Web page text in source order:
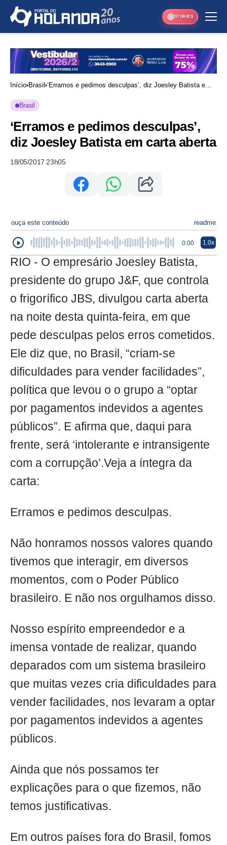
STORIES
Início Brasil ‘Erramos e pedimos desculpas’, diz Joesley Batista em
Brasil
‘Erramos e pedimos desculpas’,
diz Joesley Batista em carta aberta
18/05/2017 23h05
ouça este conteúdo readme
0:00 1.0x
RIO - O empresário Joesley Batista,
presidente do grupo J&F, que controla
o frigorífico JBS, divulgou carta aberta
na noite desta quinta-feira, em que
pede desculpas pelos erros cometidos.
Ele diz que, no Brasil, “criam-se
dificuldades para vender facilidades”,
política que levou o o grupo a “optar
por pagamentos indevidos a agentes
públicos”. E afirma que, daqui para
frente, será ‘intolerante e intransigente
com a corrupção’.Veja a íntegra da
carta:
Erramos e pedimos desculpas.
Não honramos nossos valores quando
tivemos que interagir, em diversos
momentos, com o Poder Público
brasileiro. E não nos orgulhamos disso.
Nosso espírito empreendedor e a
imensa vontade de realizar, ​quando
deparados com um sistema brasileiro
que muitas vezes cria dificuldades para
vender facilidades, nos levaram a optar
por pagamentos indevidos a agentes
públicos.
Ainda que nós possamos ter
explicações para o que fizemos, não
temos justificativas.
Em outros países fora do Brasil, fomos